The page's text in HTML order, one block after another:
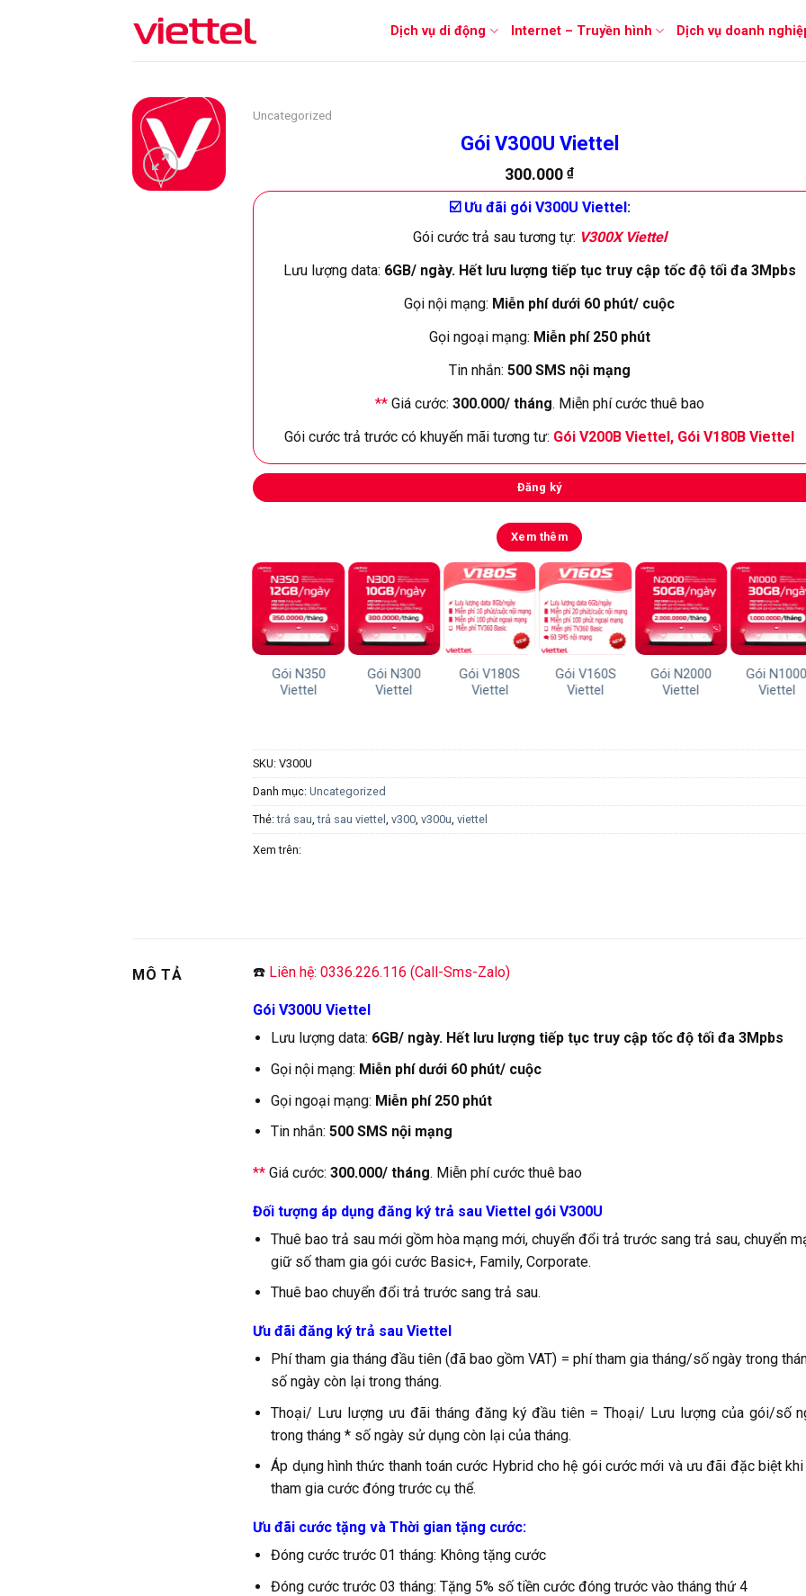
Dịch vụ di động Internet – Truyền hình Dịch vụ doanh
Uncategorized
Gói V300U Viettel
300.000₫
☑️ Ưu đãi gói V300U Viettel:
Gói cước trả sau tương tự: V300X Viettel
Lưu lượng data: 6GB/ ngày. Hết lưu lượng tiếp tục truy cập tốc độ tối đa 3Mpbs
Gọi nội mạng: Miễn phí dưới 60 phút/ cuộc
Gọi ngoại mạng: Miễn phí 250 phút
Tin nhắn: 500 SMS nội mạng
**Giá cước: 300.000/ tháng. Miễn phí cước thuê bao
Gói cước trả trước có khuyến mãi tương tư: Gói V200B Viettel, Gói V180B Viettel
Đăng ký
Xem thêm
Gói V180S
Viettel
Gói V160S
Viettel
Gói N2000
Viettel
Gói N1000
Viettel
Gói N350
Viettel
Gói N300
Viettel
SKU: V300U
Danh mục: Uncategorized
Thẻ:trả sau,trả sau viettel , v300, v300u, viettel
Xem trên:
MÔ TẢ ☎️ Liên hệ: 0336.226.116 (Call-Sms-Zalo)
Gói V300U Viettel
Lưu lượng data: 6GB/ ngày. Hết lưu lượng tiếp tục truy cập tốc độ tối đa 3Mpbs
Gọi nội mạng: Miễn phí dưới 60 phút/ cuộc
Gọi ngoại mạng: Miễn phí 250 phút
Tin nhắn:500 SMS nội mạng
**Giá cước: 300.000/ tháng. Miễn phí cước thuê bao
Đối tượng áp dụng đăng ký trả sau Viettel gói V300U
Thuê bao trả sau mới gồm hòa mạng mới, chuyển đổi trả trước sang trả sau, chuyển
giữ số tham gia gói cước Basic+, Family, Corporate.
Thuê bao chuyển đổi trả trước sang trả sau.
Ưu đãi đăng ký trả sau Viettel
Phí tham gia tháng đầu tiên (đã bao gồm VAT) = phí tham gia tháng/số ngày trong
số ngày còn lại trong tháng.
Thoại/ Lưu lượng ưu đãi tháng đăng ký đầu tiên = Thoại/ Lưu lượng của gói/số
trong tháng * số ngày sử dụng còn lại của tháng.
Áp dụng hình thức thanh toán cước Hybrid cho hệ gói cước mới và ưu đãi đặc biệt khi
tham gia cước đóng trước cụ thể.
Ưu đãi cước tặng và Thời gian tặng cước:
Đóng cước trước 01 tháng: Không tặng cước
Đóng cước trước 03 tháng: Tặng 5% số tiền cước đóng trước vào tháng thứ 4